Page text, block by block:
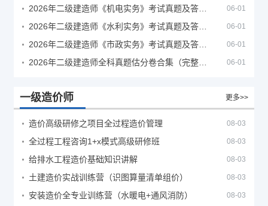
06-01
06-01
06-01
06-01
一级造价师 更多>>
造价高级研修之项目全过程造价管理 08-03
全过程工程咨询1+x模式高级研修班 08-03
给排水工程造价基础知识讲解 08-03
土建造价实战训练营（识图算量清单组价） 08-03
安装造价全专业训练营（水暖电+通风消防） 08-03